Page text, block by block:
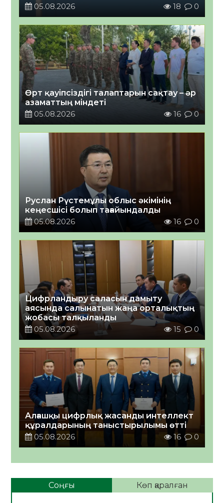
05.08.2026
18 0
Өрт қауіпсіздігі талаптарын сақтау – әр
азаматтың міндеті
05.08.2026
16 0
Руслан Рүстемұлы облыс әкімінің
кеңесшісі болып тағайындалды
05.08.2026
16 0
Цифрландыру саласын дамыту
аясында салынатын жаңа орталықтың
жобасы талқыланды
05.08.2026
15 0
Алғашқы цифрлық жасанды интеллект
құралдарының таныстырылымы өтті
05.08.2026
16 0
Соңғы Көп қаралған